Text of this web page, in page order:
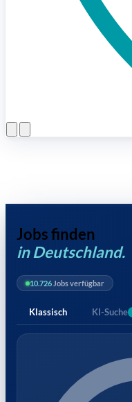
Jobs finden
in Deutschland.
10.726 Jobs verfügbar
Klassisch KI-Suche